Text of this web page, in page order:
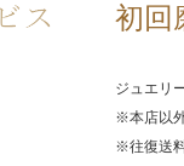
初回
ジュエリ
※本店以
※往復送